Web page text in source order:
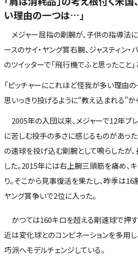
い理由の一つは…」
メジャー屈指の剛腕が、子供の指導法
ースのサイ・ヤング賞右腕、ジャスティン
のツイッターで「飛行機でふと思ったこと」
「ピッチャーにこれほど怪我が多い理由
思いっきり投げるように“教え込まれる”か
2005年の入団以来、メジャーで12年プ
に苦しむ投手の多さに感じるものがあっ
の速球を投げ込む剛腕として鳴らしたが
した。2015年には右上腕三頭筋を痛め、
り。そこから見事復活を果たし、昨季は16
ヤング賞争いで2位に入った。
かつては160キロを超える剛速球で押す
近は変化球とのコンビネーションを多用し
巧派へモデルチェンジしている。